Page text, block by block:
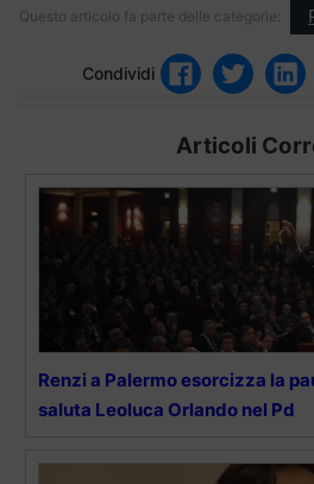
Questo articolo fa parte delle categorie:
Condividi
Articoli
Renzi a Palermo esorcizza la
saluta Leoluca Orlando nel Pd